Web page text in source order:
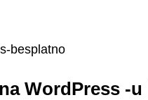
WordPress -